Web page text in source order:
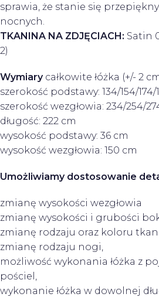
sprawia, że stanie się
nocnych.
TKANINA NA ZDJĘCIACH: Satin
2)
Wymiarycałkowite łóżka (+/- 2
szerokość podstawy: 134/154/174/
szerokość wezgłowia: 234/254/
długość: 222 cm
wysokość podstawy: 36 cm
wysokość wezgłowia: 150 cm
Umożliwiamy dostosowanie
zmianę wysokości wezgłowia
zmianę wysokości i grubości
zmianę rodzaju oraz koloru
zmianę rodzaju nogi,
możliwość wykonania łóżka z
pościel,
wykonanie łóżka w dowolnej